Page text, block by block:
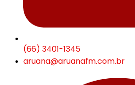
(66) 3401-1345
aruana@aruanafm.com.br